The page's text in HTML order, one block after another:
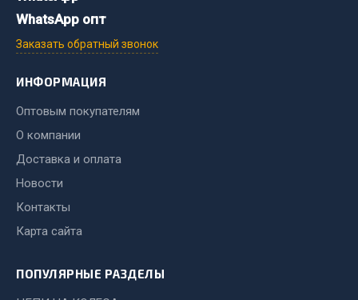
Система питания
Система выпуска газа
Сцепление
Весь раздел
Система питания
WhatsApp опт
Заказать обратный звонок
ИНФОРМАЦИЯ
Оптовым покупателям
О компании
Доставка и оплата
Новости
Контакты
Карта сайта
ПОПУЛЯРНЫЕ РАЗДЕЛЫ